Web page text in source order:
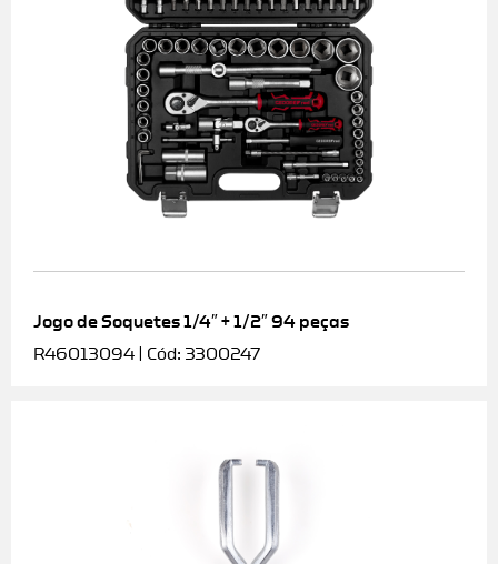
Jogo de Soquetes 1/4″ + 1/2″ 94 peças
R46013094 | Cód: 3300247